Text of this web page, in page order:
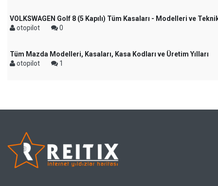
VOLKSWAGEN Golf 8 (5 Kapılı) Tüm Kasaları - Modelleri ve
otopilot
0
Tüm Mazda Modelleri, Kasaları, Kasa Kodları ve Üretim Yılları
otopilot
1